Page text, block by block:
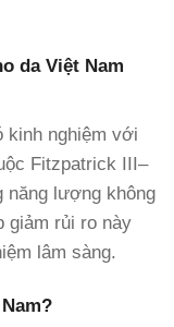
da Việt Nam
kinh nghiệm với
Fitzpatrick III–
năng lượng không
giảm rủi ro này
lâm sàng.